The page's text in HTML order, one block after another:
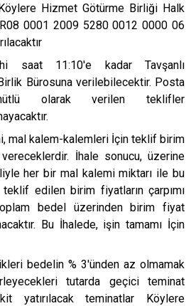
Hizmet Götürme Birliği Halk
0001 2009 5280 0012 0000 06
saat 11:10'e kadar Tavşanlı
Birlik Bürosuna verilebilecektir. Posta
olarak verilen teklifler
mal kalem-kalemleri İçin teklif birim
İhale sonucu, üzerine
her bir mal kalemi miktarı ile bu
edilen birim fiyatların çarpımı
bedel üzerinden birim fiyat
Bu İhalede, işin tamamı İçin
bedelin % 3'ünden az olmamak
tutarda geçici teminat
yatırılacak teminatlar Köylere